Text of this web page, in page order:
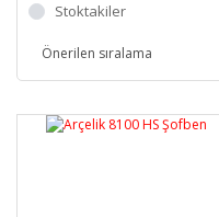
Stoktakiler